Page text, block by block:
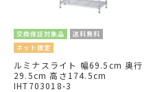
交換保証対象品
送料無料
ネット限定
ルミナスライト 幅69.5cm 奥行
29.5cm 高さ174.5cm
IHT703018-3